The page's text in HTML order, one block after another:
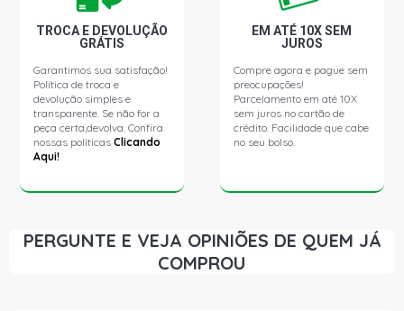
TROCA E DEVOLUÇÃO
GRÁTIS
Garantimos sua satisfação!
Política de troca e
devolução simples e
transparente. Se não for a
peça certa,devolva. Confira
nossas políticasClicando
Aqui!
EM ATÉ 10X SEM
JUROS
Compre agora e pague sem
preocupações!
Parcelamento em até 10X
sem juros no cartão de
crédito. Facilidade que cabe
no seu bolso.
PERGUNTE E VEJA OPINIÕES DE QUEM JÁ
COMPROU